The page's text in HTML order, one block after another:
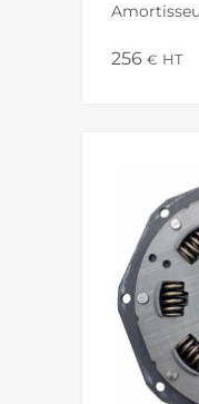
256 € HT